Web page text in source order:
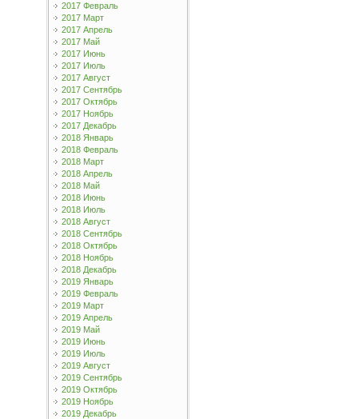
2017 Февраль
2017 Март
2017 Апрель
2017 Май
2017 Июнь
2017 Июль
2017 Август
2017 Сентябрь
2017 Октябрь
2017 Ноябрь
2017 Декабрь
2018 Январь
2018 Февраль
2018 Март
2018 Апрель
2018 Май
2018 Июнь
2018 Июль
2018 Август
2018 Сентябрь
2018 Октябрь
2018 Ноябрь
2018 Декабрь
2019 Январь
2019 Февраль
2019 Март
2019 Апрель
2019 Май
2019 Июнь
2019 Июль
2019 Август
2019 Сентябрь
2019 Октябрь
2019 Ноябрь
2019 Декабрь